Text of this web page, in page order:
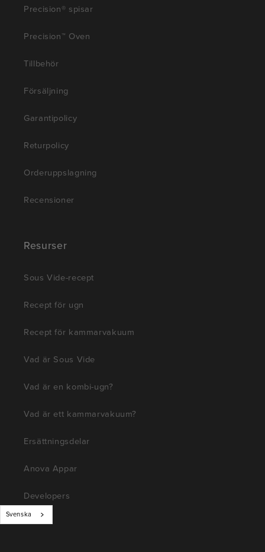
Precision® spisar
Precision™ Oven
Tillbehör
Försäljning
Garantipolicy
Returpolicy
Orderuppslagning
Recensioner
Resurser
Sous Vide-recept
Recept för ugn
Recept för kammarvakuum
Vad är Sous Vide
Vad är en kombi-ugn?
Vad är ett kammarvakuum?
Ersättningsdelar
Anova Appar
Developers
Svenska